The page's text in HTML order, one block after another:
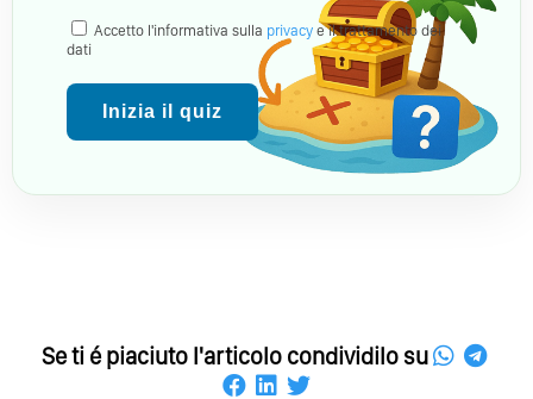
Accetto l'informativa sulla privacy e il trattamento dei
dati
Inizia il quiz
Se ti é piaciuto l'articolo condividilo su